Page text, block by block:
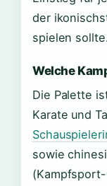
der
spielen
Welche
Die Palette
Karate und
sowie